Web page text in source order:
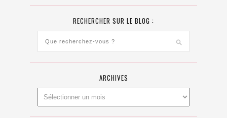
RECHERCHER SUR LE BLOG :
ARCHIVES